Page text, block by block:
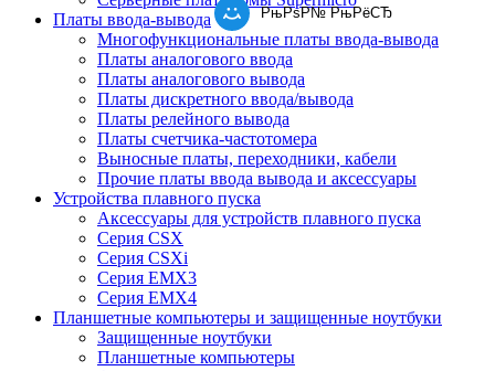
Платы ввода-вывода
Многофункциональные платы ввода-вывода
Платы аналогового ввода
Платы аналогового вывода
Платы дискретного ввода/вывода
Платы релейного вывода
Платы счетчика-частотомера
Выносные платы, переходники, кабели
Прочие платы ввода вывода и аксессуары
Устройства плавного пуска
Аксессуары для устройств плавного пуска
Серия CSX
Серия CSXi
Серия EMX3
Серия EMX4
Планшетные компьютеры и защищенные ноутбуки
Защищенные ноутбуки
Планшетные компьютеры
РњРѕР№ РњРёСЂ